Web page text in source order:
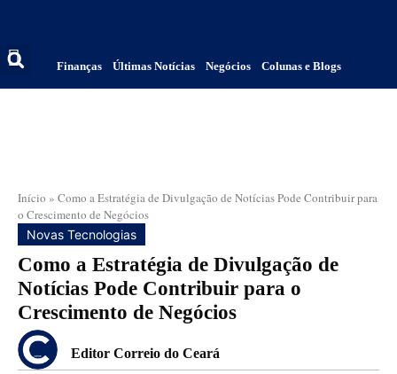
Finanças Últimas Notícias Negócios Colunas e Blogs
Início » Como a Estratégia de Divulgação de Notícias Pode Contribuir para
o Crescimento de Negócios
Novas Tecnologias
Como a Estratégia de Divulgação de
Notícias Pode Contribuir para o
Crescimento de Negócios
Editor Correio do Ceará